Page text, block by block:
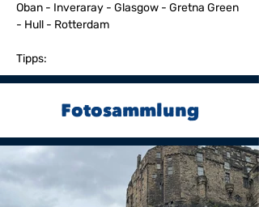
Oban - Inveraray - Glasgow - Gretna Green
- Hull - Rotterdam
Tipps:
Fotosammlung